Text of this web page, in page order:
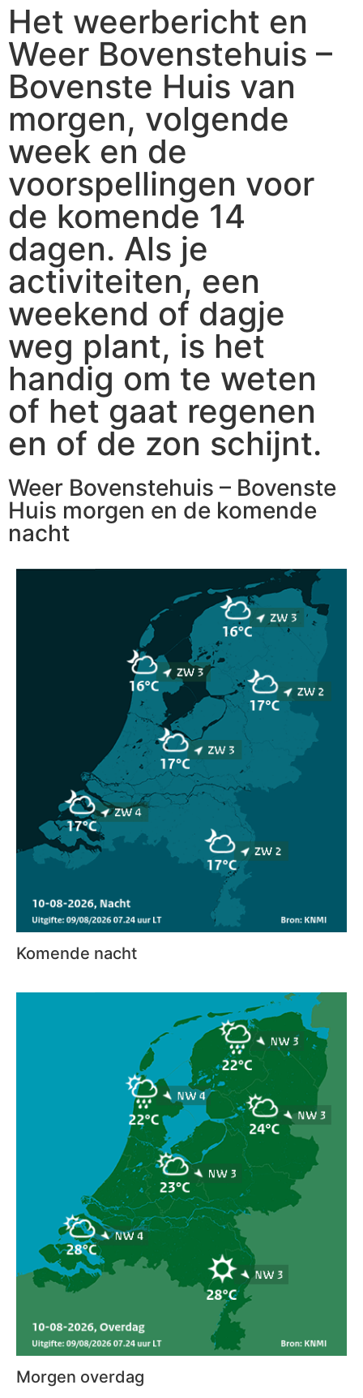
Het weerbericht en
Weer Bovenstehuis –
Bovenste Huis van
morgen, volgende
week en de
voorspellingen voor
de komende 14
dagen. Als je
activiteiten, een
weekend of dagje
weg plant, is het
handig om te weten
of het gaat regenen
en of de zon schijnt.
Weer Bovenstehuis – Bovenste
Huis morgen en de komende
nacht
Komende nacht
Morgen overdag